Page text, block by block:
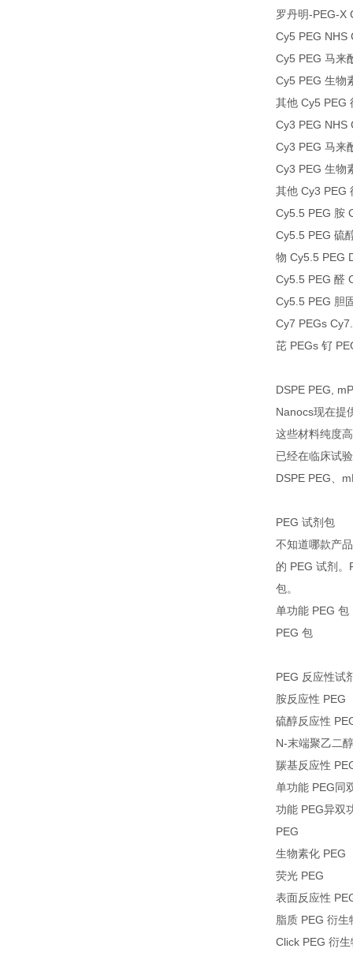
罗丹明-PEG-X
Cy5 PEG NHS
Cy5 PEG 马来
Cy5 PEG 生物
其他 Cy5 PEG
Cy3 PEG NHS
Cy3 PEG 马来
Cy3 PEG 生物
其他 Cy3 PEG
Cy5.5 PEG 胺
Cy5.5 PEG 硫
物 Cy5.5 PEG
Cy5.5 PEG 醛
Cy5.5 PEG 胆
Cy7 PEGs
芘 PEGs 钌
DSPE PEG,
Nanocs现在提
这些材料纯度
已经在临床试
DSPE PEG、
PEG 试剂包
不知道哪款产
的 PEG 试剂。
包。
单功能 PEG 包
PEG 包
PEG 反应性试
胺反应性 PEG
硫醇反应性
N-末端聚乙二
羰基反应性
单功能 PEG同
功能 PEG异双
PEG
生物素化 PEG
荧光 PEG
表面反应性
脂质 PEG 衍生
Click PEG 衍生